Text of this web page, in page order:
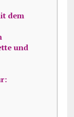
dem
und